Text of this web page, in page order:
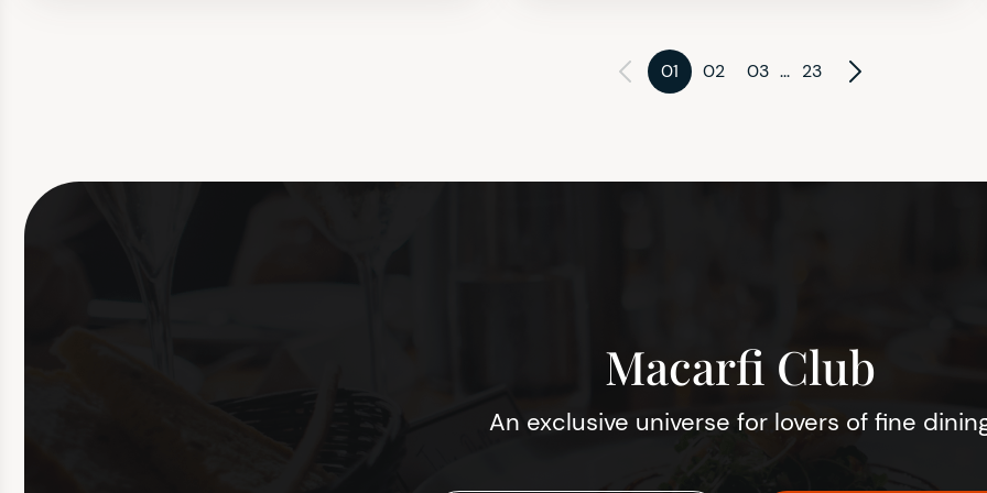
01 02 03 ... 23
Macarfi Club
An exclusive universe for lovers of fine